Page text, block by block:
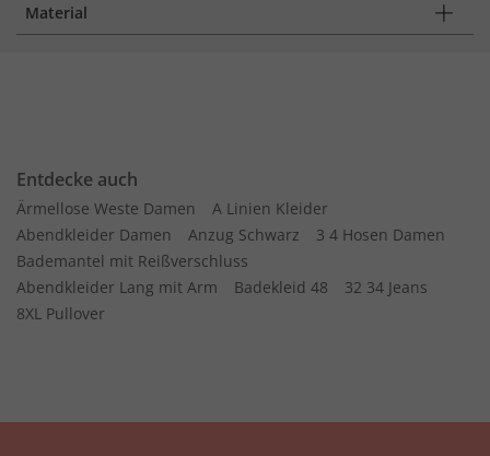
Material
Entdecke auch
Ärmellose Weste Damen
A Linien Kleider
Abendkleider Damen
Anzug Schwarz
3 4 Hosen Damen
Bademantel mit Reißverschluss
Abendkleider Lang mit Arm
Badekleid 48
32 34 Jeans
8XL Pullover